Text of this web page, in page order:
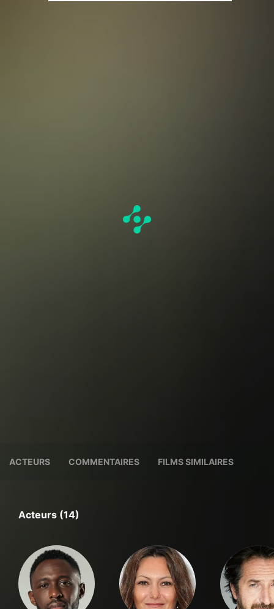
ACTEURS COMMENTAIRES FILMS SIMILAIRES
Acteurs (14)